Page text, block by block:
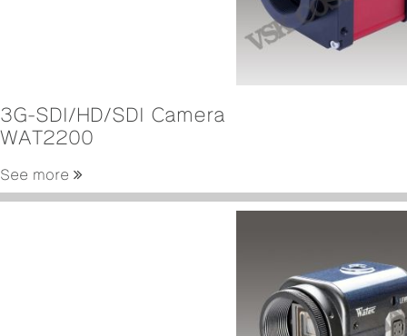
3G-SDI/HD/SDI Camera
WAT2200
See more